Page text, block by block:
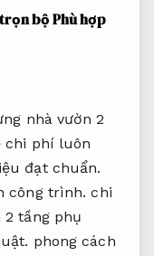
bộPhù hợp
nhà vườn 2
chi phí luôn
đạt chuẩn.
công trình. chi
2 tầng phụ
phong cách